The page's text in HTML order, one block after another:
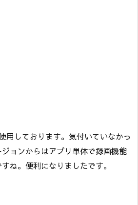
用しております。気付いていなかっ
ョンからはアプリ単体で録画機能
ね。便利になりましたです。